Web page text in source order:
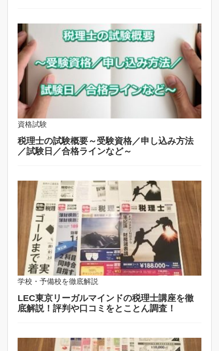
資格試験
税理士の試験概要～受験資格／申し込み方法
／試験日／合格ラインなど～
学校・予備校を徹底解説
LEC東京リーガルマインドの税理士講座を徹
底解説！評判や口コミをとことん調査！